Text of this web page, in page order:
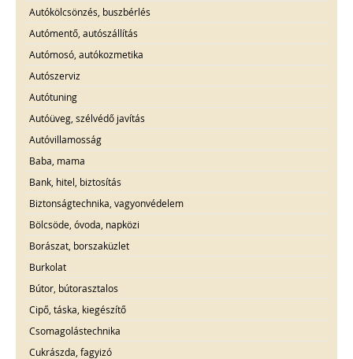
Autókölcsönzés, buszbérlés
Autómentő, autószállítás
Autómosó, autókozmetika
Autószerviz
Autótuning
Autóüveg, szélvédő javítás
Autóvillamosság
Baba, mama
Bank, hitel, biztosítás
Biztonságtechnika, vagyonvédelem
Bölcsöde, óvoda, napközi
Borászat, borszaküzlet
Burkolat
Bútor, bútorasztalos
Cipő, táska, kiegészítő
Csomagolástechnika
Cukrászda, fagyizó